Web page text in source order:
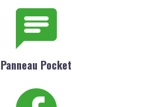
Panneau Pocket